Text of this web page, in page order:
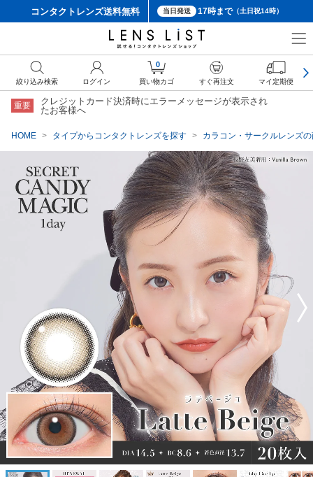
コンタクトレンズ送料無料 当日発送 17時まで（土日祝14時）
重要
クレジットカード決済時にエラーメッセージが表示され
たお客様へ
HOME タイプからコンタクトレンズを探す カラコン・サークルレンズ
絞り込み検索 ログイン
0
買い物カゴ すぐ再注文 マイ定期便
クーポン詳細